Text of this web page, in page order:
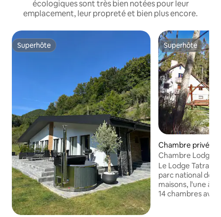
écologiques sont très bien notées pour leur
emplacement, leur propreté et bien plus encore.
Superhôte
Superhôte Superhôte
Superhôte
Chambre privée ⋅
trba
Chambre Lodge
Strba
Le Lodge Tatra
parc national des
maisons, l'une à
14 chambres avec